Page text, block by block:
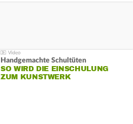
Handgemachte Schultüten
SO WIRD DIE EINSCHULUNG
ZUM KUNSTWERK